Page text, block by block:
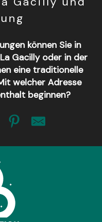
können Sie in
Gacilly oder in der
eine traditionelle
welcher Adresse
beginnen?
Sauvages, restaurant
Le Végétarium